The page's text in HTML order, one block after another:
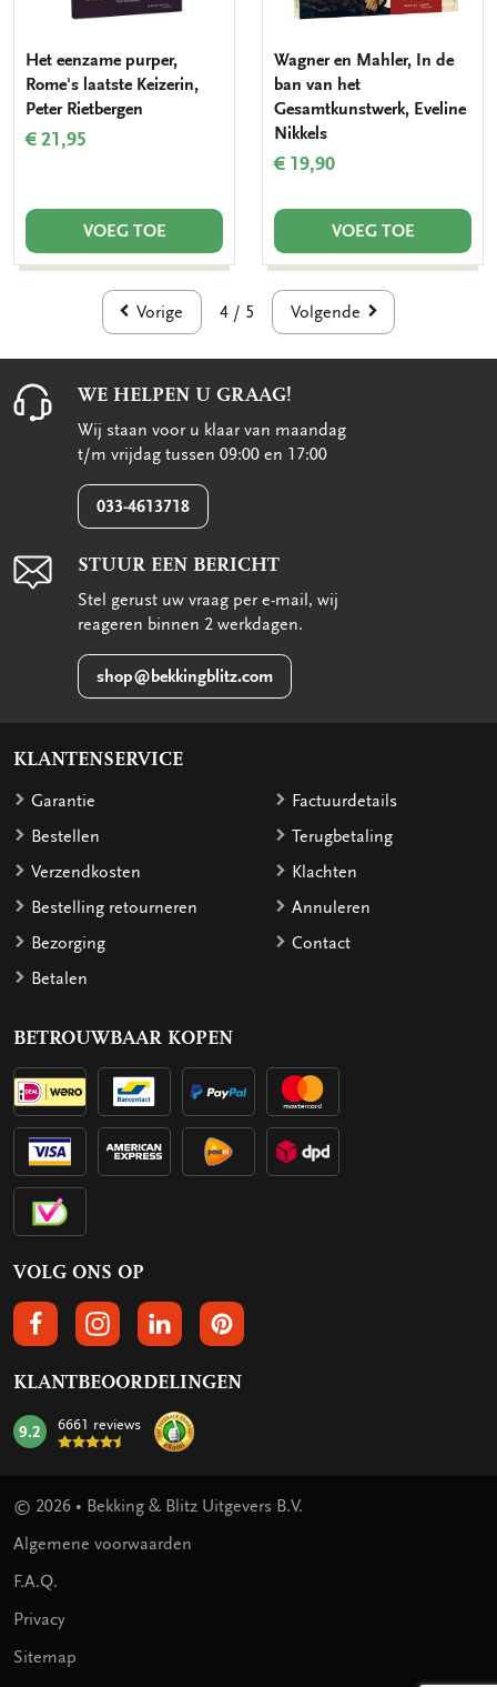
Het eenzame purper,
Rome's laatste Keizerin,
Peter Rietbergen
€ 21,95
VOEG TOE
Wagner en Mahler, In de
ban van het
Gesamtkunstwerk, Eveline
Nikkels
€ 19,90
VOEG TOE
Vorige 4 / 5 Volgende
WE HELPEN U GRAAG!
Wij staan voor u klaar van maandag
t/m vrijdag tussen 09:00 en 17:00
033-4613718
STUUR EEN BERICHT
Stel gerust uw vraag per e-mail, wij
reageren binnen 2 werkdagen.
shop@bekkingblitz.com
KLANTENSERVICE
Garantie
Bestellen
Verzendkosten
Bestelling retourneren
Bezorging
Betalen
Factuurdetails
Terugbetaling
Klachten
Annuleren
Contact
BETROUWBAAR KOPEN
VOLG ONS OP
VOLGS ONS OP FACEBOOK
VOLG ONS OP INSTAGRAM
VOLG ONS OP LINKEDIN
VOLG ONS OP PINTEREST
KLANTBEOORDELINGEN
mark:
9.2 6661 reviews
© 2026 • Bekking & Blitz Uitgevers B.V.
Algemene voorwaarden
F.A.Q.
Privacy
Sitemap